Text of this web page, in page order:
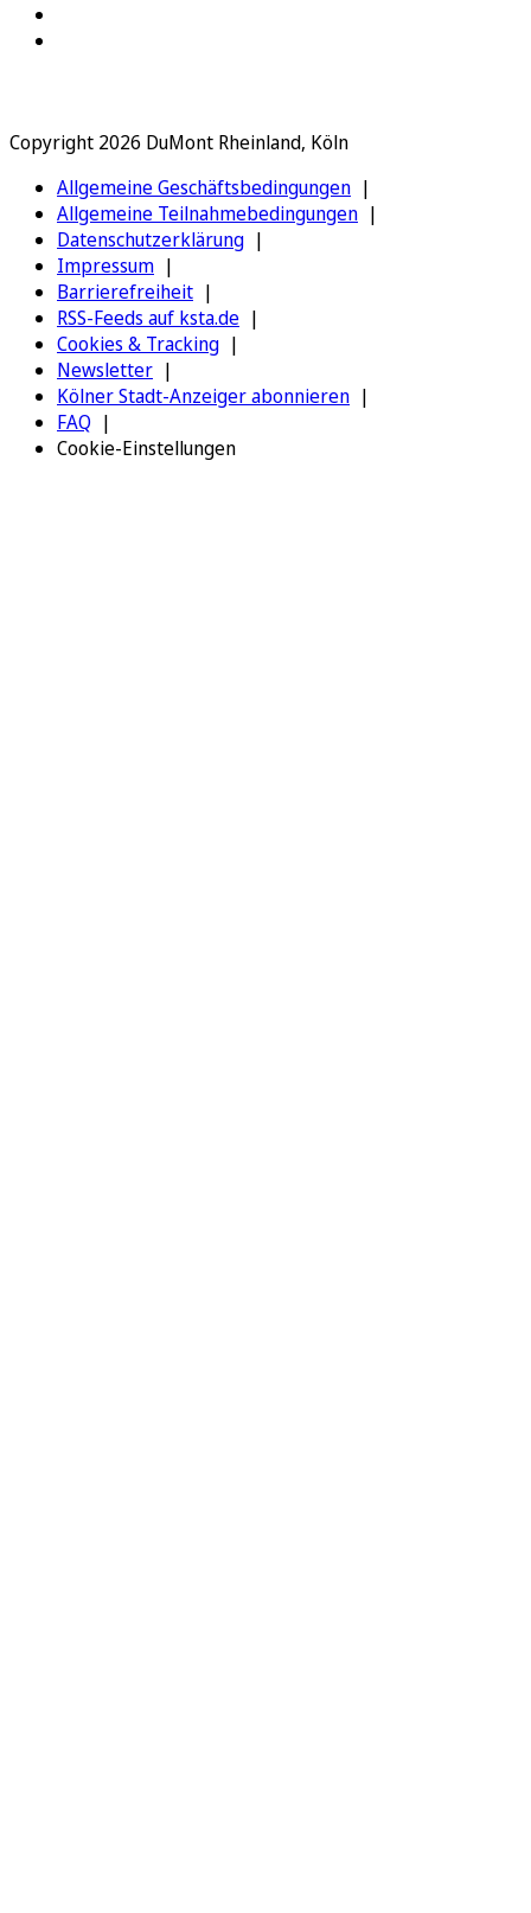
Copyright 2026 DuMont Rheinland, Köln
Allgemeine Geschäftsbedingungen
Allgemeine Teilnahmebedingungen
Datenschutzerklärung
Impressum
Barrierefreiheit
RSS-Feeds auf ksta.de
Cookies & Tracking
Newsletter
Kölner Stadt-Anzeiger abonnieren
FAQ
Cookie-Einstellungen